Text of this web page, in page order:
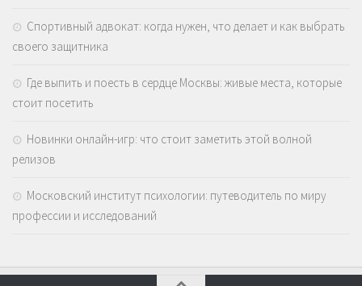
Спортивный адвокат: когда нужен, что делает и как выбрать
своего защитника
Где выпить и поесть в сердце Москвы: живые места, которые
стоит посетить
Новинки онлайн-игр: что стоит заметить этой волной
релизов
Московский институт психологии: путеводитель по миру
профессии и исследований